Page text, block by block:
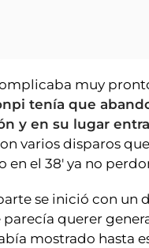
muy
tenía que
y en su lugar
varios disparos
en el 38' ya no
se inició con un
querer
mostrado hasta